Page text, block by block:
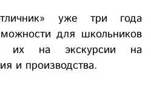
уже три года
для школьников
их на экскурсии на
и производства.